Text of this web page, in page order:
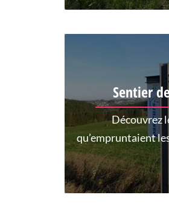
Sentier
Découvrez
qu’empruntaient